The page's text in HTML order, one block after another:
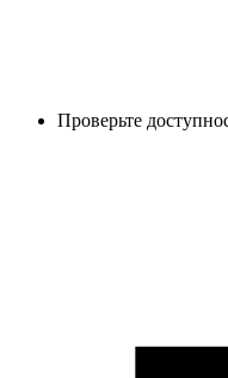
Проверьте